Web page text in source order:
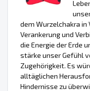
dem Wurzelchakra in
Verankerung und
die Energie der Erde
stärke unser Gefühl
Zugehörigkeit. Es
alltäglichen
Hindernisse zu